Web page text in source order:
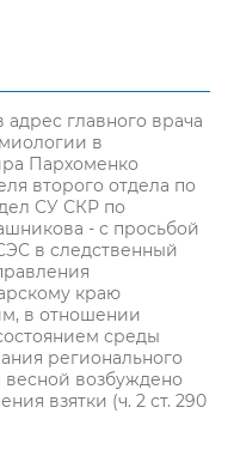
адрес главного врача
в
Пархоменко
второго отдела по
СУ СКР по
- с просьбой
в следственный
краю
в отношении
среды
регионального
весной возбуждено
взятки (ч. 2 ст. 290